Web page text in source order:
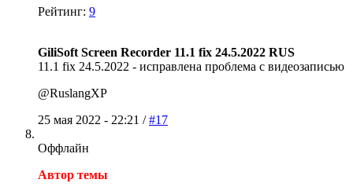
Рейтинг: 9
GiliSoft Screen Recorder 11.1 fix 24.5.2022 RUS
11.1 fix 24.5.2022 - исправлена проблема с видеозаписью
@RuslangXP
25 мая 2022 - 22:21 /#17
Оффлайн
Автор темы